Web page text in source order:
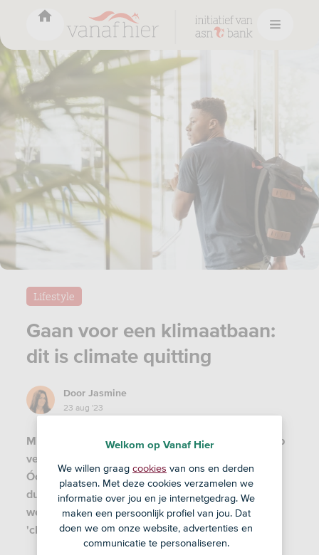
Gaan voor een klimaatbaan:
dit is climate quitting
Lifestyle
Door Jasmine
23 aug '23
Minder vlees eten, op treinvakantie; we kunnen op
veel manieren bijdragen aan een gezond klimaat.
Óók met het werk dat we doen. Door jouw
duurzame ideeën te delen met je huidige
werkgever, of - een tikje rigoureuzer - door te
'climate quitten'.
Welkom op Vanaf Hier
We willen graag cookies van ons en derden
plaatsen. Met deze cookies verzamelen we
informatie over jou en je internetgedrag. We
maken een persoonlijk profiel van jou. Dat
doen we om onze website, advertenties en
communicatie te personaliseren.